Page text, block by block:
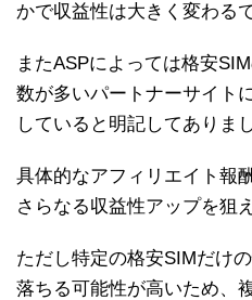
かで収益性は大きく変わる
またASPによっては格安
数が多いパートナーサイト
していると明記してありまし
具体的なアフィリエイト報
さらなる収益性アップを狙
ただし特定の格安SIMだけ
落ちる可能性が高いため、